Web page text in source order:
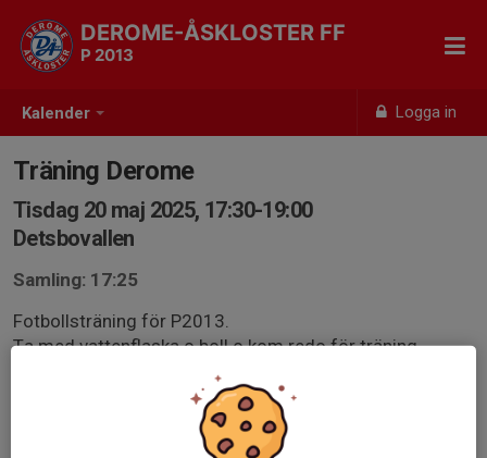
Kalender Logga in
DEROME-ÅSKLOSTER FF
P 2013
Träning Derome
Tisdag 20 maj 2025, 17:30-19:00
Detsbovallen
Samling: 17:25
Fotbollsträning för P2013.
Ta med vattenflaska o boll o kom redo för träning.